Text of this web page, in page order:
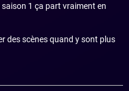
1 ça part vraiment en
des scènes quand y sont plus